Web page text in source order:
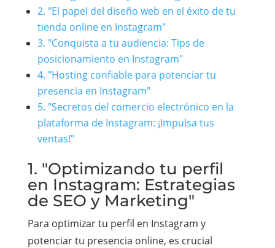
2. "El papel del diseño web en el éxito de tu
tienda online en Instagram"
3. "Conquista a tu audiencia: Tips de
posicionamiento en Instagram"
4. "Hosting confiable para potenciar tu
presencia en Instagram"
5. "Secretos del comercio electrónico en la
plataforma de Instagram: ¡Impulsa tus
ventas!"
1. "Optimizando tu perfil
en Instagram: Estrategias
de SEO y Marketing"
Para optimizar tu perfil en Instagram y
potenciar tu presencia online, es crucial